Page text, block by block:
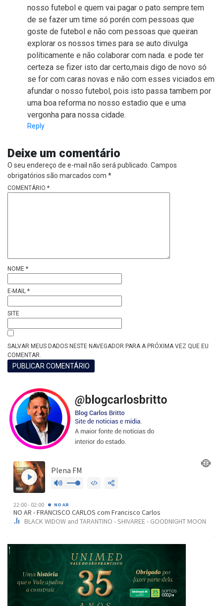
nosso futebol e quem vai pagar o pato sempre.tem
de se fazer um time só porén com pessoas que
goste de futebol e não com pessoas que queiran
explorar os nossos times para se auto divulga
políticamente e não colaborar com nada. e pode ter
certeza se fizer isto dar certo,mais digo de novo só
se for com caras novas e não com esses viciados em
afundar o nosso futebol, pois isto passa tambem por
uma boa reforma no nosso estadio que e uma
vergonha para nossa cidade.
Reply
Deixe um comentário
O seu endereço de e-mail não será publicado. Campos
obrigatórios são marcados com *
COMENTÁRIO *
NOME *
E-MAIL *
SITE
SALVAR MEUS DADOS NESTE NAVEGADOR PARA A PRÓXIMA VEZ QUE EU
COMENTAR.